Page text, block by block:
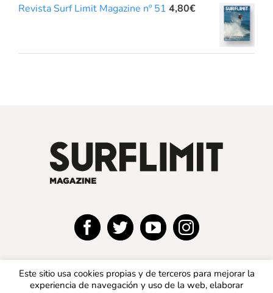
Revista Surf Limit Magazine nº 51 4,80€
Este sitio usa cookies propias y de terceros para mejorar la
experiencia de navegación y uso de la web, elaborar